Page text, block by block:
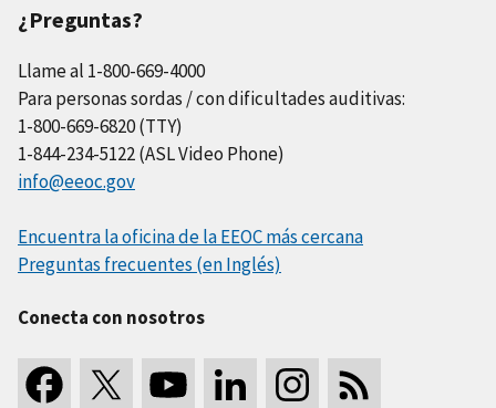
¿Preguntas?
Llame al 1-800-669-4000
Para personas sordas / con dificultades auditivas:
1-800-669-6820 (TTY)
1-844-234-5122 (ASL Video Phone)
info@eeoc.gov
Encuentra la oficina de la EEOC más cercana
Preguntas frecuentes (en Inglés)
Conecta con nosotros